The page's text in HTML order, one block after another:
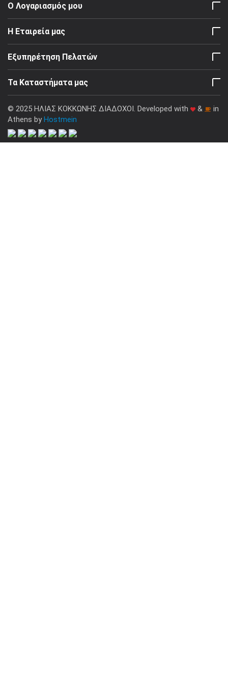
Ο Λογαριασμός μου
Η Εταιρεία μας
Εξυπηρέτηση Πελατών
Τα Καταστήματα μας
© 2025 ΗΛΙΑΣ ΚΟΚΚΩΝΗΣ ΔΙΑΔΟΧΟΙ. Developed with &
in
Athens by Hostmein